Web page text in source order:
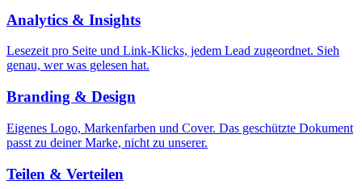
Analytics & Insights
Lesezeit pro Seite und Link-Klicks, jedem Lead zugeordnet. Sieh
genau, wer was gelesen hat.
Branding & Design
Eigenes Logo, Markenfarben und Cover. Das geschützte Dokument
passt zu deiner Marke, nicht zu unserer.
Teilen & Verteilen